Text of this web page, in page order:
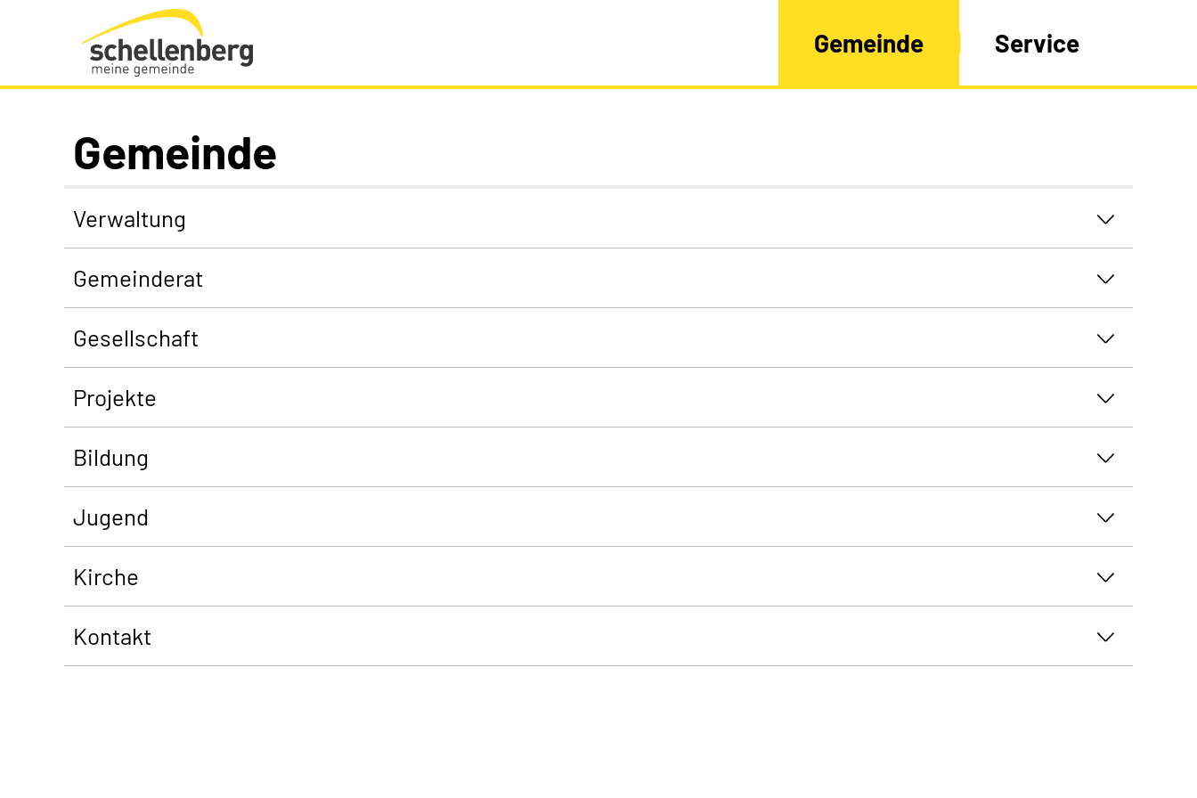
Gemeinde Schellenberg Startseite
Gemeinde Service
Gemeinde
Verwaltung
Gemeinderat
Gesellschaft
Projekte
Bildung
Jugend
Kirche
Kontakt